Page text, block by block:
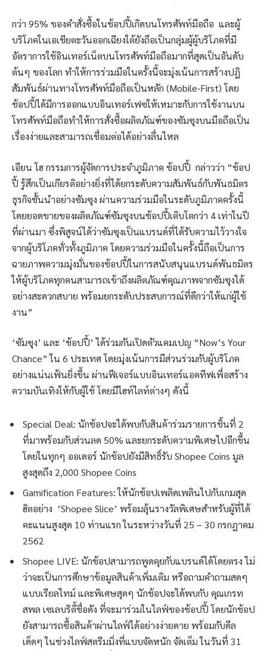
กว่า 95% ของคำสั่งซื้อในช้อปปี้เกิดบนโทรศัพท์มือถือ และผู้
บริโภคในเอเชียตะวันออกเฉียงใต้ยังถือเป็นกลุ่มผู้ผู้บริโภคที่มี
อัตราการใช้อินเทอร์เน็ตบนโทรศัพท์มือถือมากที่สุดเป็นอันดับ
ต้นๆ ของโลก ทำให้การร่วมมือในครั้งนี้จะมุ่งเน้นการสร้างปฎิ
สัมพันธ์ผ่านทางโทรศัพท์มือถือเป็นหลัก (Mobile-First) โดย
ช้อปปี้ได้มีการออกแบบอินเทอร์เฟซให้เหมาะกับการใช้งานบน
โทรศัพท์มือถือทำให้การสั่งซื้อผลิตภัณฑ์ของซัมซุงบนมือถือเป็น
เรื่องง่ายและสามารถเชื่อมต่อได้อย่างลื่นไหล
เอียน โฮ กรรมการผู้จัดการประจำภูมิภาค ช้อปปี้ กล่าวว่า “ช้อป
ปี้ รู้สึกเป็นเกียรติอย่างยิ่งที่ได้ยกระดับความสัมพันธ์กับพันธมิตร
ธุรกิจชั้นนำอย่างซัมซุง ผ่านความร่วมมือในระดับภูมิภาคครั้งนี้
โดยยอดขายของผลิตภัณฑ์ซัมซุงบนช้อปปี้เติบโตกว่า 4 เท่าในปี
ที่ผ่านมา ซึ่งพิสูจน์ได้ว่าซัมซุงเป็นแบรนด์ที่ได้รับความไว้วางใจ
จากผู้บริโภคทั่วทั้งภูมิภาค โดยความร่วมมือในครั้งนี้ถือเป็นการ
ฉายภาพความมุ่งมั่นของช้อปปี้ในการสนับสนุนแบรนด์พันธมิตร
ให้ผู้บริโภคทุกคนสามารถเข้าถึงผลิตภัณฑ์คุณภาพจากซัมซุงได้
อย่างสะดวกสบาย พร้อมยกระดับประสบการณ์ที่ดีกว่าให้แก่ผู้ใช้
งาน”
‘ซัมซุง’ และ ‘ช้อปปี้’ ได้ร่วมกันเปิดตัวแคมเปญ “Now’s Your
Chance” ใน 6 ประเทศ โดยมุ่งเน้นการมีส่วนร่วมกับผู้บริโภค
อย่างแน่นเฟ้นยิ่งขึ้น ผ่านฟีเจอร์แบบอินเทอร์แอคทีฟเพื่อสร้าง
ความบันเทิงให้กับผู้ใช้ โดยมีไฮท์ไลท์ต่างๆ ดังนี้
Special Deal: นักช้อปจะได้พบกับสินค้าร่วมรายการชิ้นที่ 2
ที่มาพร้อมกับส่วนลด 50% และยกระดับความพิเศษไปอีกขึ้น
โดยในทุกๆ ออเดอร์ นักช้อปยังมีสิทธิ์รับ Shopee Coins มูล
สูงสุดถึง 2,000 Shopee Coins
Gamification Features: ให้นักช้อปเพลิดเพลินไปกับเกมสุด
ฮิตอย่าง ‘Shopee Slice’ พร้อมลุ้นรางวัลพิเศษสำหรับผู้ที่ได้
คะแนนสูงสุด 10 ท่านแรก ในระหว่างวันที่ 25 – 30 กรกฎาคม
2562
Shopee LIVE: นักช้อปสามารถพูดคุยกับแบรนด์ได้โดยตรง ไม่
ว่าจะเป็นการศึกษาข้อมูลสินค้าเพิ่มเติม หรือถามคำถามสดๆ
แบบเรียลไทม์ และพิเศษสุดๆ นักช้อปจะได้พบกับ คุณเกรท
สพล เซเลบริตี้ชื่อดัง ที่จะมาร่วมในไลฟ์ของช้อปปี้ โดยนักช้อป
ยังสามารถซื้อสินค้าผ่านไลฟ์ได้อย่างง่ายดาย พร้อมกับดีล
เด็ดๆ ในช่วงไลฟ์สตรีมมิ่งที่แบบจัดหนัก จัดเต็ม ในวันที่ 31